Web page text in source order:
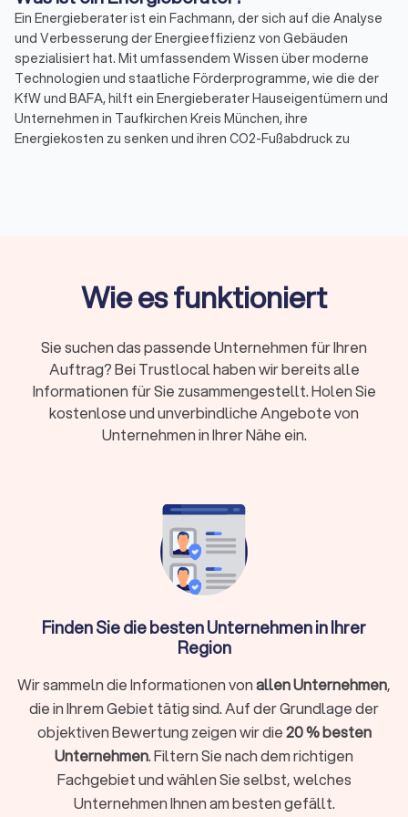
Ein Energieberater ist ein Fachmann, der sich auf die Analyse
und Verbesserung der Energieeffizienz von Gebäuden
spezialisiert hat. Mit umfassendem Wissen über moderne
Technologien und staatliche Förderprogramme, wie die der
KfW und BAFA, hilft ein Energieberater Hauseigentümern und
Unternehmen in Taufkirchen Kreis München, ihre
Energiekosten zu senken und ihren CO2-Fußabdruck zu
detaillierte Analyse des Energieverbrauchs eines Gebäudes
können Energieberater Einsparpotenziale identifizieren und
nur zu einer Reduzierung der Energiekosten, sondern auch zu
einer verbesserten Umweltbilanz.
Kosten und Förderung der Energieberatung in
Was kostet ein Energieberater in Taufkirchen
Die Kosten für einen Energieberater variieren je nach Umfang
der Beratung und der Komplexität des Projekts. Für eine
umfassende Energieberatung eines Einfamilienhauses
können die Kostenzwischen € 800,- und € 1.500,- liegen.
Einzelmaßnahmen, wie die Beratung zur Fenster- oder
Dachdämmung, sind oft günstiger.
Förderung und Zuschüsse in Taufkirchen Kreis
München
Staatliche Förderprogramme machen die Beauftragung eines
Energieberaters finanziell attraktiv, indem Sie einen
erheblichen Teil der Beratungskosten abdecken. Die KfW
Wie es funktioniert
Sie suchen das passende Unternehmen für Ihren
Auftrag? Bei Trustlocal haben wir bereits alle
Informationen für Sie zusammengestellt. Holen Sie
kostenlose und unverbindliche Angebote von
Unternehmen in Ihrer Nähe ein.
Finden Sie die besten Unternehmen in Ihrer
Region
Wir sammeln die Informationen vonallen Unternehmen,
die in Ihrem Gebiet tätig sind. Auf der Grundlage der
objektiven Bewertung zeigen wir die20 % besten
Unternehmen. Filtern Sie nach dem richtigen
Fachgebiet und wählen Sie selbst, welches
Unternehmen Ihnen am besten gefällt.